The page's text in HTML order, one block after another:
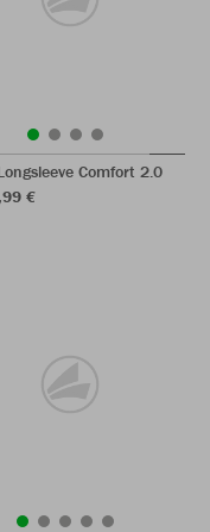
Comfort 2.0
€